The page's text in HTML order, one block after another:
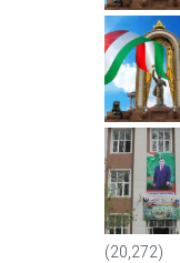
(20,272)